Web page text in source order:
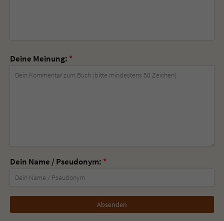
Deine Meinung: *
Dein Name / Pseudonym: *
Nicht
ausfüllen!